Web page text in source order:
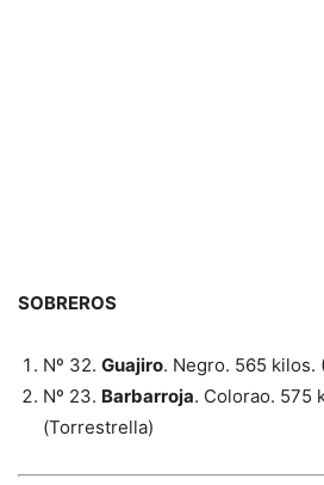
SOBREROS
Nº 32. Guajiro. Negro. 565 kilos.
Nº 23. Barbarroja. Colorao. 575
(Torrestrella)